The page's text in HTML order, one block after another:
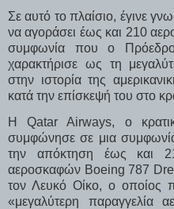
Σε αυτό το πλαίσιο, έγινε
να αγοράσει έως και 210
συμφωνία που ο
χαρακτήρισε ως τη
στην ιστορία της
κατά την επίσκεψή του στο
Η Qatar Airways, ο
συμφώνησε σε μια
την απόκτηση έως και
αεροσκαφών Boeing 787
τον Λευκό Οίκο, ο οποίος
«μεγαλύτερη παραγγελία